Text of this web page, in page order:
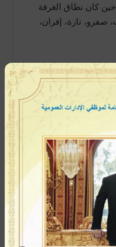
سبق أن شغل منصب رئيس غرفة الصناعة التقليدية بين عامي 2009 و2015، حين كان نطاق الغرفة
تازة، إفران،